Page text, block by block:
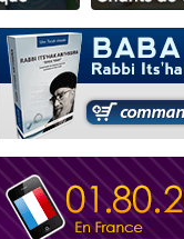
le temps